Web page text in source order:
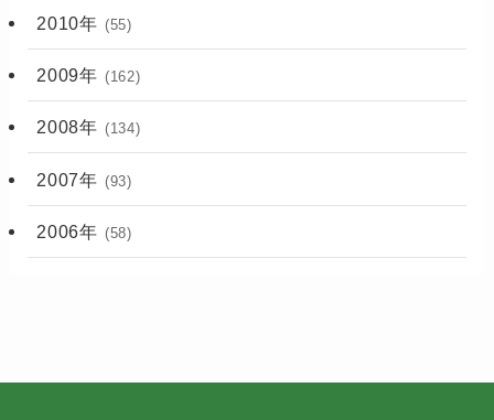
2010年 (55)
2009年 (162)
2008年 (134)
2007年 (93)
2006年 (58)